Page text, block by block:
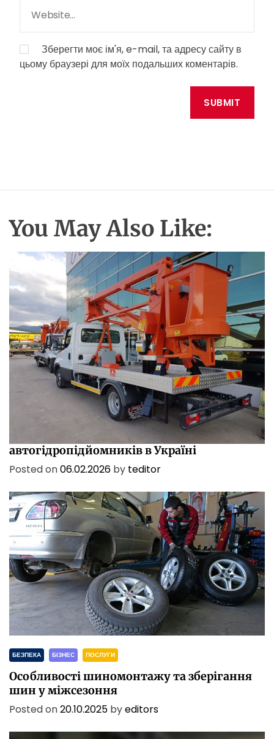
Зберегти моє ім'я, e-mail, та адресу сайту в
цьому браузері для моїх подальших коментарів.
You May Also Like:
Характеристики і сфери застосування
автогідропідйомників в Україні
Posted on06.02.2026 by teditor
БЕЗПЕКА БІЗНЕС ПОСЛУГИ
Особливості шиномонтажу та зберігання
шин у міжсезоння
Posted on20.10.2025 byeditors